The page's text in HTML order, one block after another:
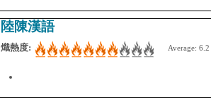
陸陳漢語
熾熱度: Average: 6.2